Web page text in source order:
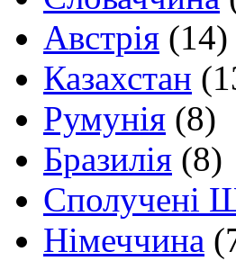
Австрія (14)
Казахстан
Румунія (8)
Бразилія (8)
Сполучені
Німеччина